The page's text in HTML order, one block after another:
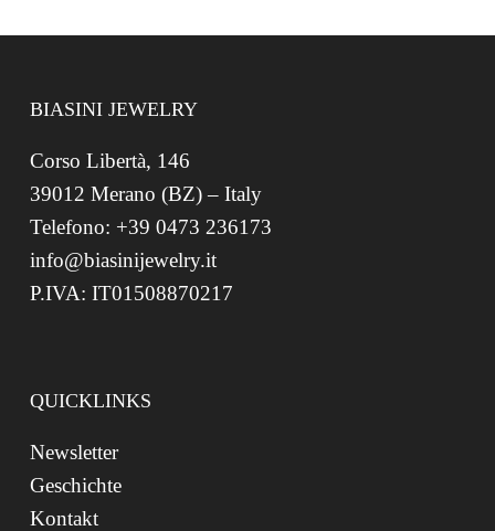
BIASINI JEWELRY
Corso Libertà, 146
39012 Merano (BZ) – Italy
Telefono: +39 0473 236173
info@biasinijewelry.it
P.IVA: IT01508870217
QUICKLINKS
Newsletter
Geschichte
Kontakt